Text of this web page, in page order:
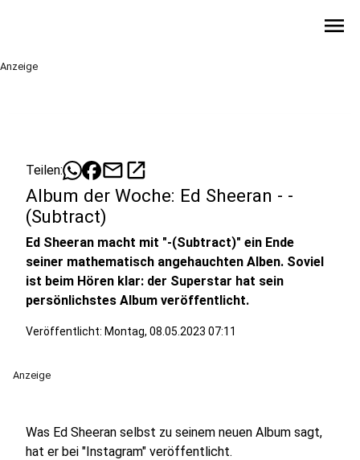
menu
Anzeige
Teilen: mailopen_in_new
Album der Woche: Ed Sheeran - -
(Subtract)
Ed Sheeran macht mit "-(Subtract)" ein Ende
seiner mathematisch angehauchten Alben. Soviel
ist beim Hören klar: der Superstar hat sein
persönlichstes Album veröffentlicht.
Veröffentlicht: Montag, 08.05.2023 07:11
Anzeige
Was Ed Sheeran selbst zu seinem neuen Album sagt,
hat er bei "Instagram" veröffentlicht.